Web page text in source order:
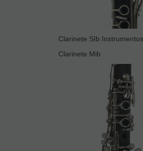
Clarinete SIb Instrumentos
Clarinete Mib